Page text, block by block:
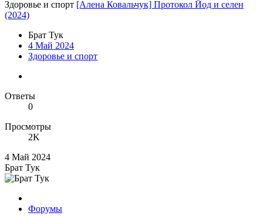
Здоровье и спорт [Алена Ковальчук] Протокол Йод и селен
(2024)
Брат Тук
4 Май 2024
Здоровье и спорт
Ответы
0
Просмотры
2K
4 Май 2024
Брат Тук
Форумы